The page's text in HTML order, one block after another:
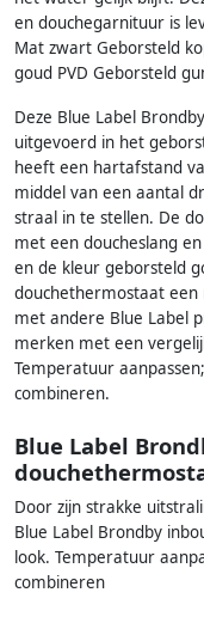
en douchegarnituur is
Mat zwart Geborsteld
goud PVD Geborsteld
Deze Blue Label
uitgevoerd in het
heeft een hartafstand
middel van een aantal
straal in te stellen. De
met een doucheslang
en de kleur geborsteld
douchethermostaat
met andere Blue Label
merken met een
Temperatuur
combineren.
Blue Label
Door zijn strakke
Blue Label Brondby
look. Temperatuur
combineren